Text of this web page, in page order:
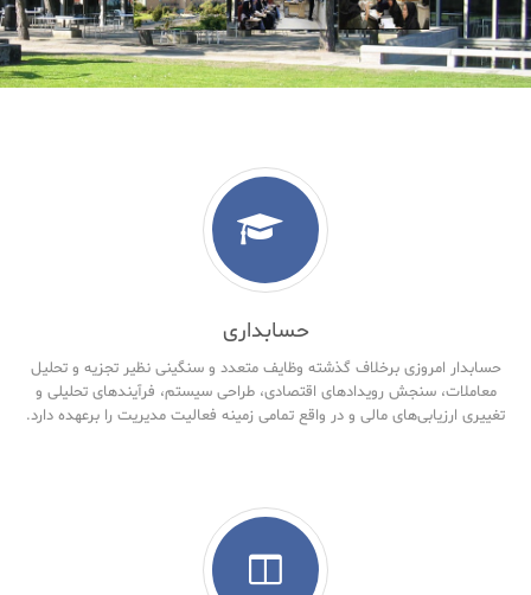
حسابداری
حسابدار امروزی برخلاف گذشته وظایف متعدد و سنگینی نظیر تجزیه و تحلیل
معاملات، سنجش رویدادهای اقتصادی، طراحی سیستم، فرآیندهای تحلیلی و
تغییری ارزیابی‌های مالی و در واقع تمامی زمینه فعالیت مدیریت را برعهده دارد.